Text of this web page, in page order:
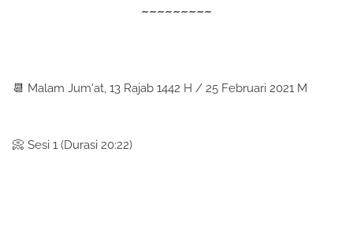
~~~~~~~~~
📆 Malam Jum'at, 13 Rajab 1442 H / 25 Februari 2021 M
📀 Sesi 1 (Durasi 20:22)